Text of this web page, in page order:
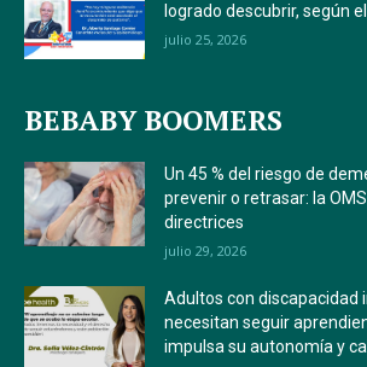
logrado descubrir, según
julio 25, 2026
BEBABY BOOMERS
Un 45 % del riesgo de
prevenir o retrasar: la
directrices
julio 29, 2026
Adultos con discapacidad
necesitan seguir
impulsa su autonomía y